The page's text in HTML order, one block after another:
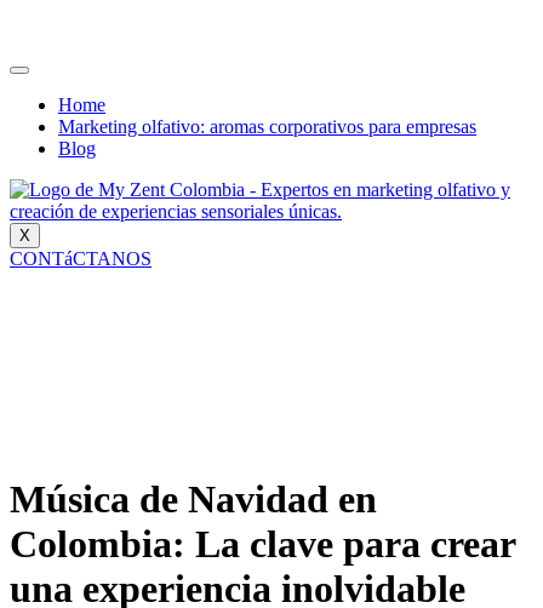
Home
Marketing olfativo: aromas corporativos para empresas
Blog
X
CONTáCTANOS
Música de Navidad en
Colombia: La clave para crear
una experiencia inolvidable